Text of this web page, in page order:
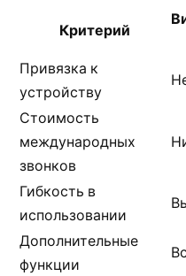
Критерий
Привязка к
устройству
Стоимость
международных
звонков
Гибкость в
использовании
Дополнительные
функции